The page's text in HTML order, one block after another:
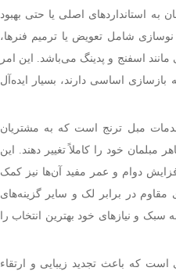
به استانداردهای اصلی یا حتی بهبود
نوسازی شامل تعویض یا ترمیم فنرها،
اسفنج و پدینگ می‌باشد. این امر
اساسی دارند، بسیار ایده‌آل
مبل ترنج است که به مشتریان
مبلمان خود را کاملاً تغییر دهند. این
افزایش دوام و عمر مفید آن‌ها نیز کمک
در برابر لک و سایر گزینه‌های
و نیازهای خود بهترین انتخاب را
که باعث تجدید زیبایی و ارتقاء